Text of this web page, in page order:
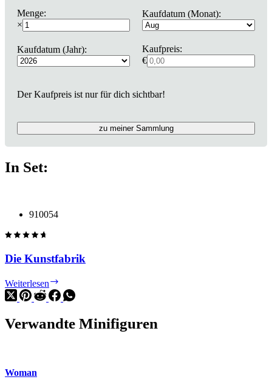
Menge:
×
Kaufdatum (Monat):
Kaufdatum (Jahr):
Kaufpreis:
€
Der Kaufpreis ist nur für dich sichtbar!
zu meiner Sammlung
In Set:
910054
Die Kunstfabrik
Weiterlesen
Kunstfabrik
Verwandte Minifiguren
Woman